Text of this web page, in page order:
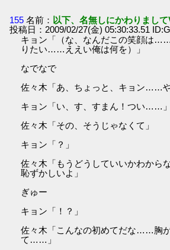
155 名前： 以下、名無しにかわりまし
投稿日：2009/02/27(金) 05:30:33.51
キョン「（な、なんだこの笑顔は
りたい……ええい俺は何を）」
なでなで
佐々木「あ、ちょっと、キョン……や
キョン「い、す、すまん！つい……」
佐々木「その、そうじゃなくて」
キョン「？」
佐々木「もうどうしていいかわか
恥ずかしいよ」
ぎゅー
キョン「！？」
佐々木「こんなの初めてだな……胸
て……」